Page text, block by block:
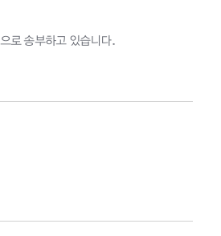
로 송부하고 있습니다.